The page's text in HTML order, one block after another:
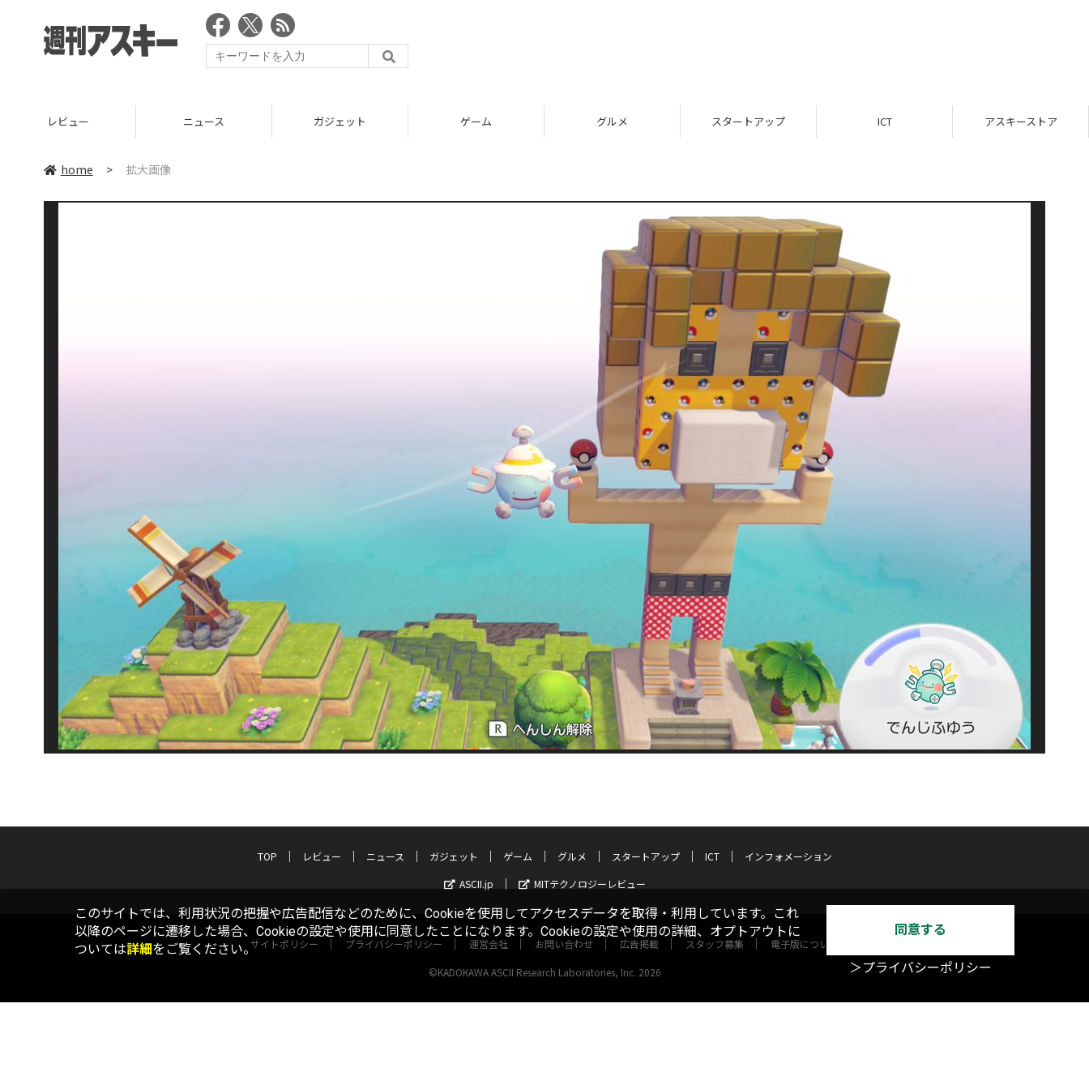
レビュー ニュース ガジェット ゲーム グルメ スタートアップ ICT アスキーストア
home > 拡大画像
TOP レビュー ニュース ガジェット ゲーム グルメ スタートアップ ICT
インフォメーション
ASCII.jp
MITテクノロジーレビュー
サイトポリシー プライバシーポリシー 運営会社 お問い合わせ 広告掲載 スタッフ募集 電子版について
©KADOKAWA ASCII Research Laboratories, Inc. 2026
このサイトでは、利用状況の把握や広告配信などのために、Cookieを使用してアクセスデータを取得・利用しています。これ
以降のページに遷移した場合、Cookieの設定や使用に同意したことになります。Cookieの設定や使用の詳細、オプトアウトに
ついては詳細をご覧ください。
同意する
＞プライバシーポリシー